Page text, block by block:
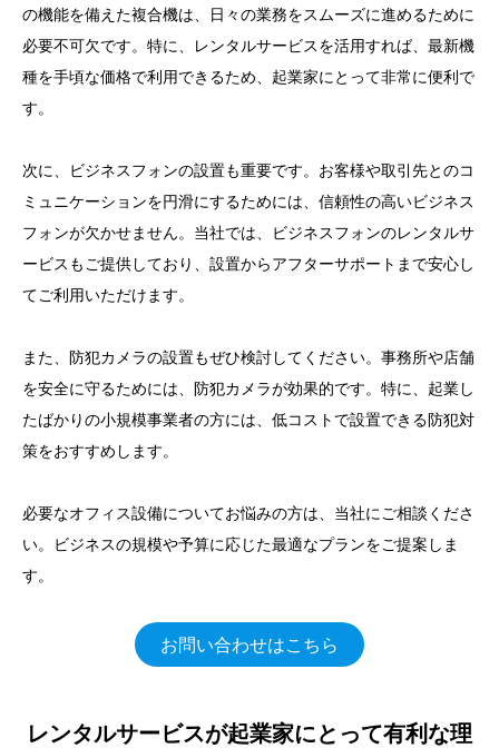
の機能を備えた複合機は、日々の業務をスムーズに進めるために
必要不可欠です。特に、レンタルサービスを活用すれば、最新機
種を手頃な価格で利用できるため、起業家にとって非常に便利で
す。
次に、ビジネスフォンの設置も重要です。お客様や取引先とのコ
ミュニケーションを円滑にするためには、信頼性の高いビジネス
フォンが欠かせません。当社では、ビジネスフォンのレンタルサ
ービスもご提供しており、設置からアフターサポートまで安心し
てご利用いただけます。
また、防犯カメラの設置もぜひ検討してください。事務所や店舗
を安全に守るためには、防犯カメラが効果的です。特に、起業し
たばかりの小規模事業者の方には、低コストで設置できる防犯対
策をおすすめします。
必要なオフィス設備についてお悩みの方は、当社にご相談くださ
い。ビジネスの規模や予算に応じた最適なプランをご提案しま
す。
お問い合わせはこちら
レンタルサービスが起業家にとって有利な理